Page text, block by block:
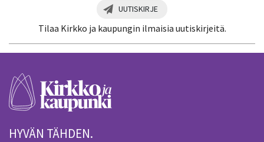
UUTISKIRJE
Tilaa Kirkko ja kaupungin ilmaisia uutiskirjeitä.
HYVÄN TÄHDEN.